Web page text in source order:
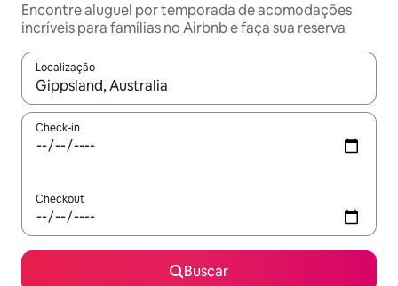
Encontre aluguel por temporada de acomodações
incríveis para famílias no Airbnb e faça sua reserva
Localização
Quando os resultados estiverem disponíveis, explore-os
Check-in
Checkout
Buscar